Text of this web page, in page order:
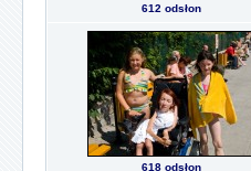
612 odsłon
618 odsłon